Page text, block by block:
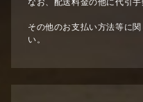
なお、配送料金の他に代引手
その他のお支払い方法等に
い。